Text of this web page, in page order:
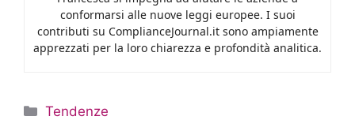
conformarsi alle nuove leggi europee. I suoi
contributi su ComplianceJournal.it sono ampiamente
apprezzati per la loro chiarezza e profondità analitica.
Categorie
Tendenze